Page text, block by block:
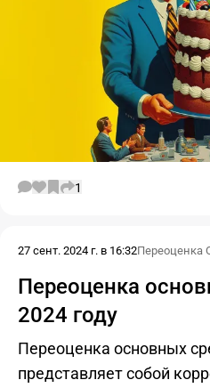
1
27 сент. 2024 г. в 16:32Переоценка
Переоценка
2024 году
Переоценка основных
представляет собой